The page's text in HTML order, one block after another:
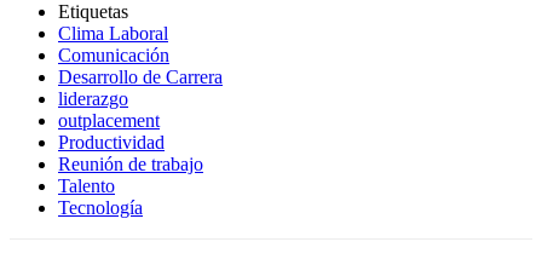
Etiquetas
Clima Laboral
Comunicación
Desarrollo de Carrera
liderazgo
outplacement
Productividad
Reunión de trabajo
Talento
Tecnología